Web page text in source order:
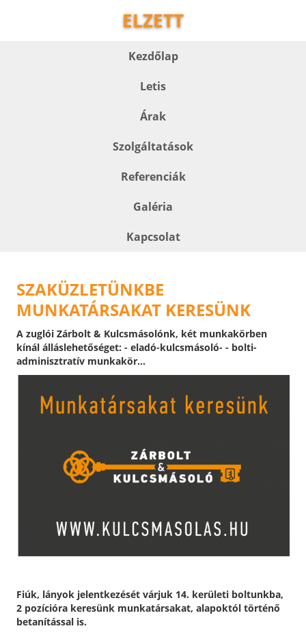
ELZETT
Kezdőlap
Letis
Árak
Szolgáltatások
Referenciák
Galéria
Kapcsolat
SZAKÜZLETÜNKBE
MUNKATÁRSAKAT KERESÜNK
A zuglói Zárbolt & Kulcsmásolónk, két munkakörben
kínál álláslehetőséget: - eladó-kulcsmásoló- - bolti-
adminisztratív munkakör...
Fiúk, lányok jelentkezését várjuk 14. kerületi boltunkba,
2 pozícióra keresünk munkatársakat, alapoktól történő
betanítással is.